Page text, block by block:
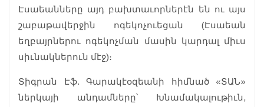
Էսաեանները այդ բախտաւորներէն են ու այս
շաբաթավերջին ոգեկոչուեցան (Էսաեան
եղբայրներու ոգեկոչման մասին կարդալ միւս
սիւնակներուն մէջ)։
Տիգրան Էֆ. Գարակէօզեանի հիմնած «ՏԱՆ»
ներկայի անդամները՝ Խնամակալութիւն,